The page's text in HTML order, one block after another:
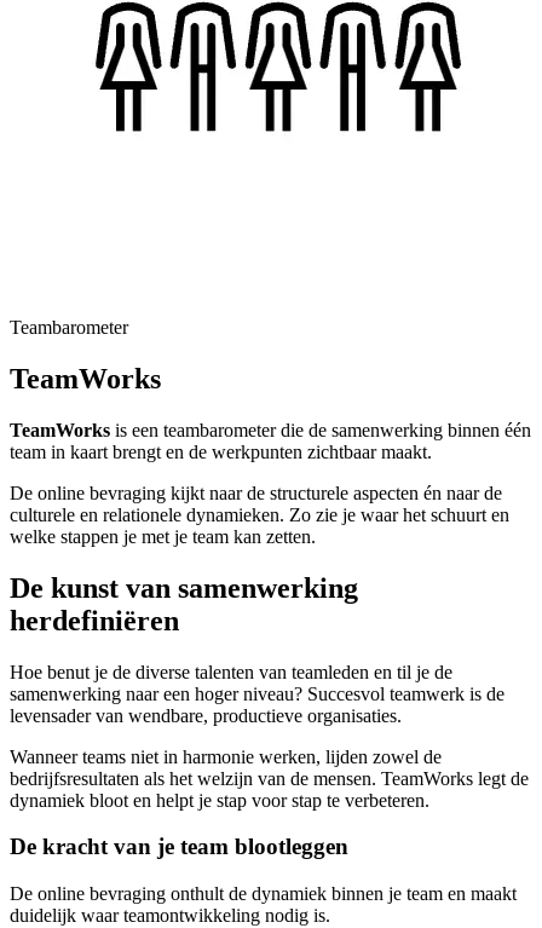
Teambarometer
TeamWorks
TeamWorks is een teambarometer die de samenwerking binnen één
team in kaart brengt en de werkpunten zichtbaar maakt.
De online bevraging kijkt naar de structurele aspecten én naar de
culturele en relationele dynamieken. Zo zie je waar het schuurt en
welke stappen je met je team kan zetten.
De kunst van samenwerking
herdefiniëren
Hoe benut je de diverse talenten van teamleden en til je de
samenwerking naar een hoger niveau? Succesvol teamwerk is de
levensader van wendbare, productieve organisaties.
Wanneer teams niet in harmonie werken, lijden zowel de
bedrijfsresultaten als het welzijn van de mensen. TeamWorks legt de
dynamiek bloot en helpt je stap voor stap te verbeteren.
De kracht van je team blootleggen
De online bevraging onthult de dynamiek binnen je team en maakt
duidelijk waar teamontwikkeling nodig is.